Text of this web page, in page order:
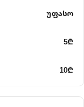
უფასო
5₾
10₾